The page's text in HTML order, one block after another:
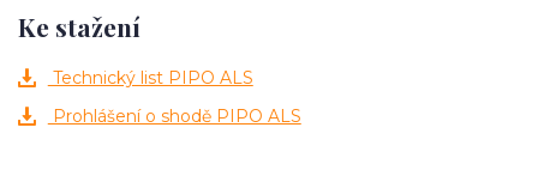
Ke stažení
Technický list PIPO ALS
Prohlášení o shodě PIPO ALS